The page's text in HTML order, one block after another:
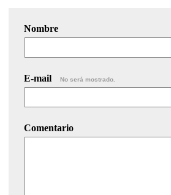
Nombre
E-mail No será mostrado.
Comentario